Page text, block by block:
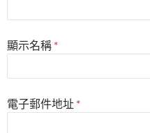
顯示名稱 *
電子郵件地址 *